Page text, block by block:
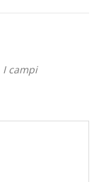
I campi